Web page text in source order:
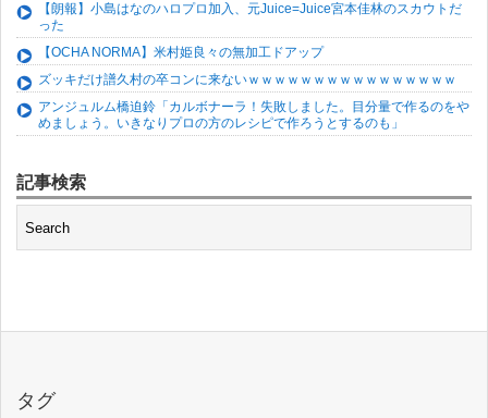
【朗報】小島はなのハロプロ加入、元Juice=Juice宮本佳林のスカウトだ
った
【OCHA NORMA】米村姫良々の無加工ドアップ
ズッキだけ譜久村の卒コンに来ないｗｗｗｗｗｗｗｗｗｗｗｗｗｗｗｗ
アンジュルム橋迫鈴「カルボナーラ！失敗しました。目分量で作るのをや
めましょう。いきなりプロの方のレシピで作ろうとするのも」
記事検索
タグ